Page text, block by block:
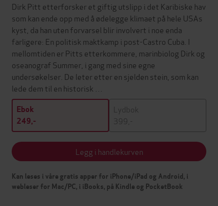
Dirk Pitt etterforsker et giftig utslipp i det Karibiske hav
som kan ende opp med å ødelegge klimaet på hele USAs
kyst, da han uten forvarsel blir involvert i noe enda
farligere: En politisk maktkamp i post-Castro Cuba. I
mellomtiden er Pitts etterkommere, marinbiolog Dirk og
oseanograf Summer, i gang med sine egne
undersøkelser. De leter etter en sjelden stein, som kan
lede dem til en historisk …
Ebok
249,-
Lydbok
399,-
Legg i handlekurven
Kan leses i våre gratis apper for iPhone/iPad og Android, i
webleser for Mac/PC, i iBooks, på Kindle og PocketBook